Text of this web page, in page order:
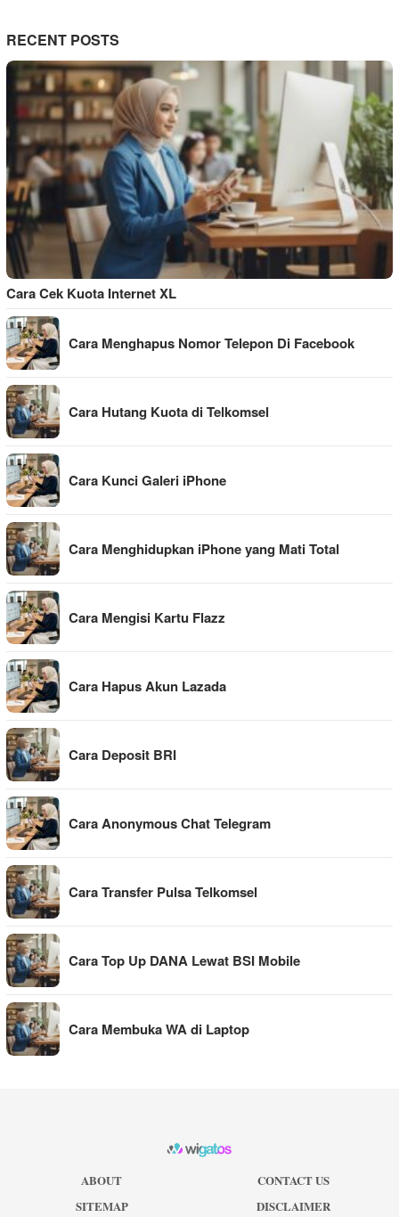
RECENT POSTS
Cara Cek Kuota Internet XL
Cara Menghapus Nomor Telepon Di Facebook
Cara Hutang Kuota di Telkomsel
Cara Kunci Galeri iPhone
Cara Menghidupkan iPhone yang Mati Total
Cara Mengisi Kartu Flazz
Cara Hapus Akun Lazada
Cara Deposit BRI
Cara Anonymous Chat Telegram
Cara Transfer Pulsa Telkomsel
Cara Top Up DANA Lewat BSI Mobile
Cara Membuka WA di Laptop
ABOUT
CONTACT US
SITEMAP
DISCLAIMER